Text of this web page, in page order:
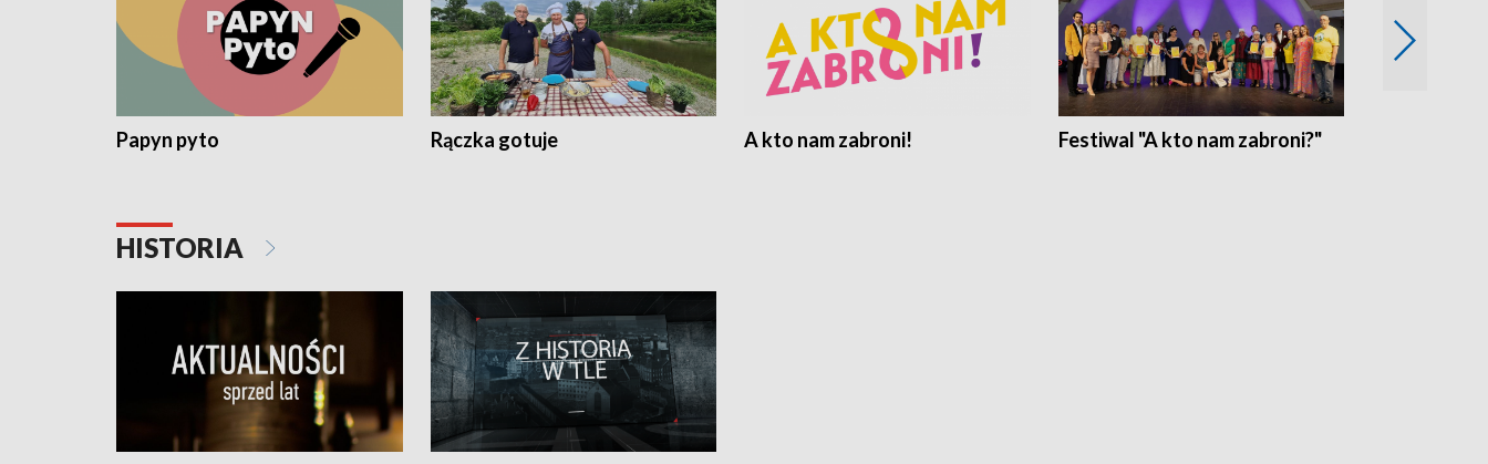
Papyn pyto Rączka gotuje A kto nam zabroni! Festiwal "A kto nam zabroni?"
HISTORIA